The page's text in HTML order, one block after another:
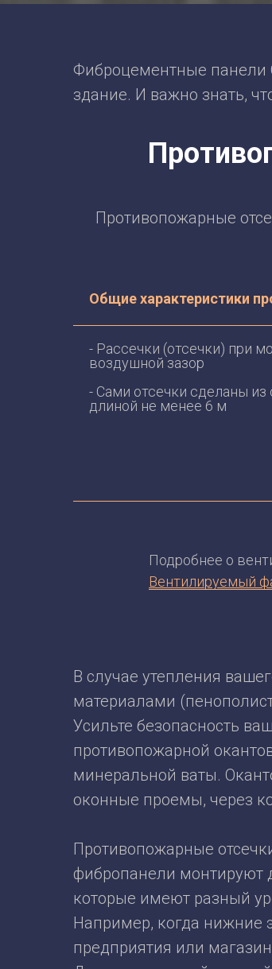
Фиброцементные панели
здание. И важно знать,
Противопожарные
Общие характеристики
- Рассечки (отсечки) при
воздушной зазор
- Сами отсечки сделаны
длиной не менее 6 м
Подробнее о
Вентилируемый
В случае утепления
материалами
Усильте безопасность
противопожарной
минеральной ваты.
оконные проемы, через
Противопожарные
фибропанели монтируют
которые имеют разный
Например, когда нижние
предприятия или